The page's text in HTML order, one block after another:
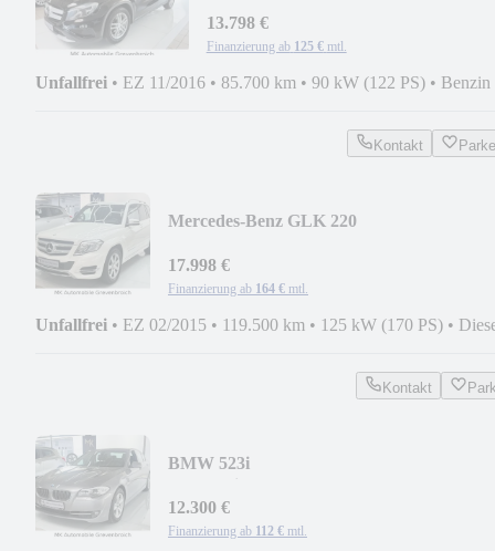
12
13.798 €
Finanzierung ab 125 € mtl.
Unfallfrei • EZ 11/2016 • 85.700 km • 90 kW (122 PS) • Benzin
Kontakt
Mercedes-Benz GLK 220
12
17.998 €
Finanzierung ab 164 € mtl.
Unfallfrei • EZ 02/2015 • 119.500 km • 125 kW (170 PS) •
Kontakt
BMW 523i
12.300 €
Finanzierung ab 112 € mtl.